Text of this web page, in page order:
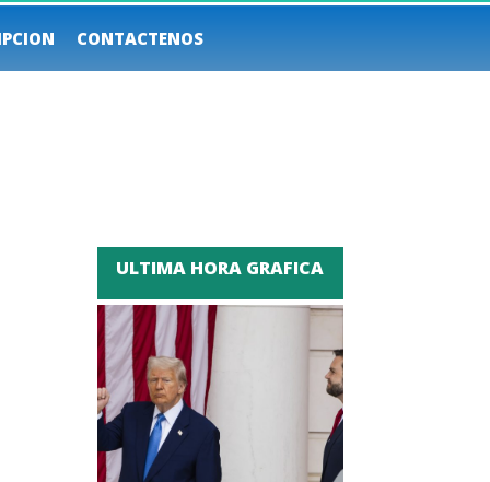
CONTACTENOS
ULTIMA HORA GRAFICA